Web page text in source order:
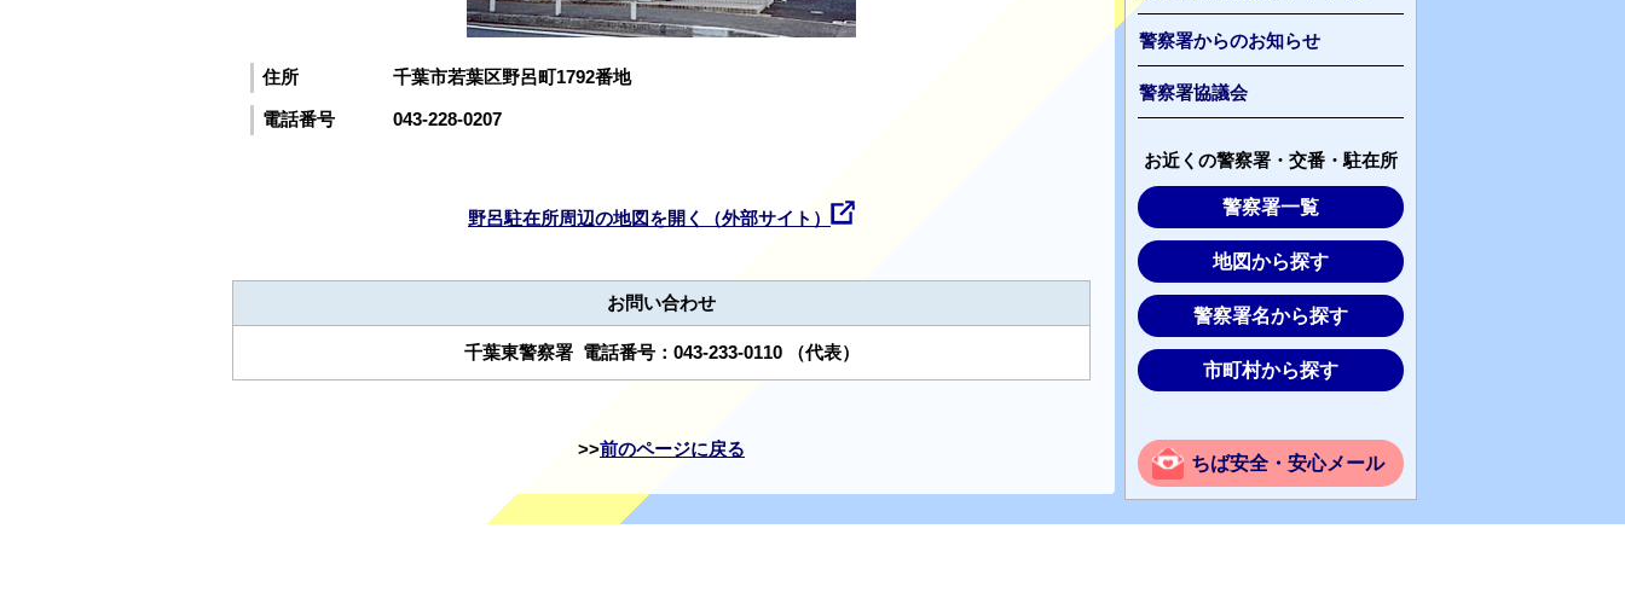
住所 千葉市若葉区野呂町1792番地
電話番号 043-228-0207
野呂駐在所周辺の地図を開く（外部サイト）
お問い合わせ
千葉東警察署 電話番号： 043-233-0110（代表）
前のページに戻る
警察署からのお知らせ
警察署協議会
お近くの警察署・交番・駐在所
警察署一覧
地図から探す
警察署名から探す
市町村から探す
ちば安全・安心メール